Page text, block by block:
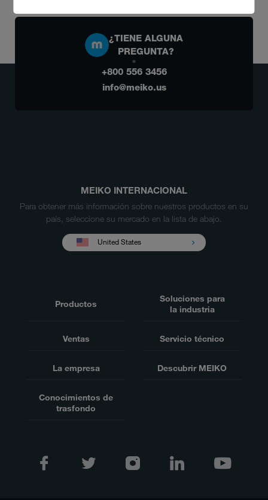
¿TIENE ALGUNA
PREGUNTA?
+800 556 3456
info@meiko.us
MEIKO INTERNACIONAL
Para obtener más información sobre nuestros productos en su
país, seleccione su mercado en la lista de abajo.
United States
Productos
Soluciones para
la industria
Ventas Servicio técnico
La empresa Descubrir MEIKO
Conocimientos de
trasfondo